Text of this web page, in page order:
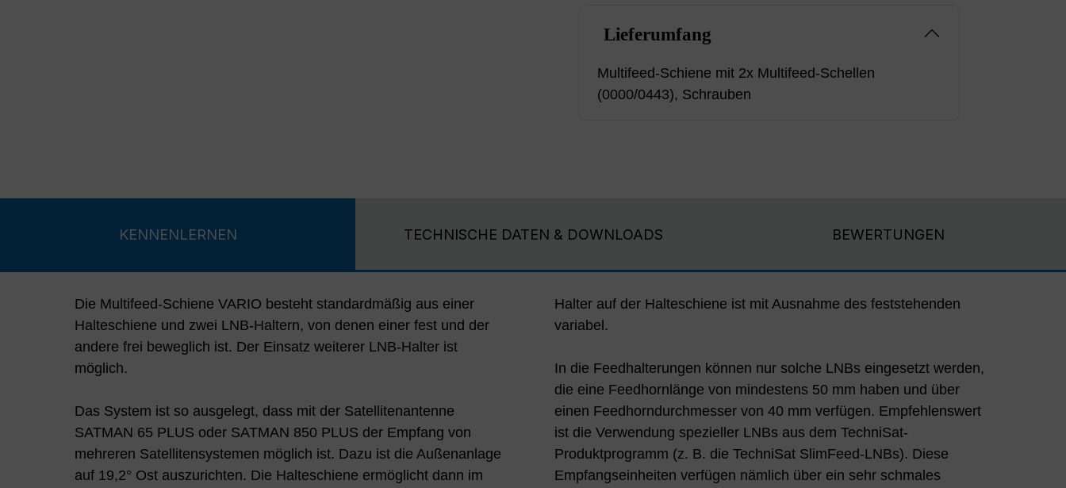
Lieferumfang
Multifeed-Schiene mit 2x Multifeed-Schellen
(0000/0443), Schrauben
KENNENLERNEN TECHNISCHE DATEN & DOWNLOADS BEWERTUNGEN
Die Multifeed-Schiene VARIO besteht standardmäßig aus einer
Halteschiene und zwei LNB-Haltern, von denen einer fest und der
andere frei beweglich ist. Der Einsatz weiterer LNB-Halter ist
möglich.
Das System ist so ausgelegt, dass mit der Satellitenantenne
SATMAN 65 PLUS oder SATMAN 850 PLUS der Empfang von
mehreren Satellitensystemen möglich ist. Dazu ist die Außenanlage
auf 19,2° Ost auszurichten. Die Halteschiene ermöglicht dann im
Halter auf der Halteschiene ist mit Ausnahme des feststehenden
variabel.
In die Feedhalterungen können nur solche LNBs eingesetzt werden,
die eine Feedhornlänge von mindestens 50 mm haben und über
einen Feedhorndurchmesser von 40 mm verfügen. Empfehlenswert
ist die Verwendung spezieller LNBs aus dem TechniSat-
Produktprogramm (z. B. die TechniSat SlimFeed-LNBs). Diese
Empfangseinheiten verfügen nämlich über ein sehr schmales